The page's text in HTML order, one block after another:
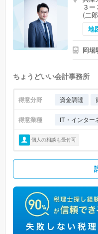
３ー
(二
地
岡場
ちょうどいい会計事務所
得意分野 資金調達
得意業種 IT・インター
個人の相談も受付可